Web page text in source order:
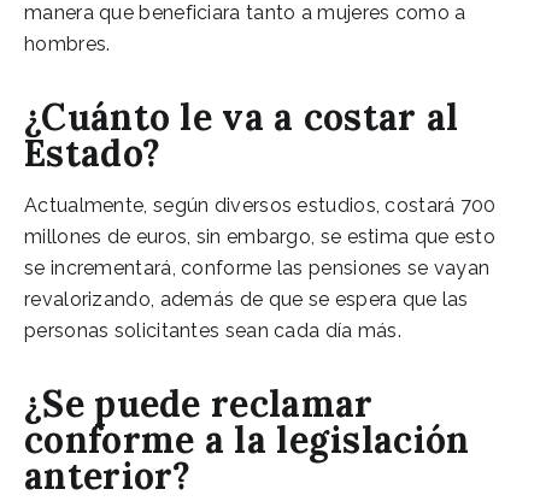
manera que beneficiara tanto a mujeres como a
hombres.
¿Cuánto le va a costar al
Estado?
Actualmente, según diversos estudios, costará 700
millones de euros, sin embargo, se estima que esto
se incrementará, conforme las pensiones se vayan
revalorizando, además de que se espera que las
personas solicitantes sean cada día más.
¿Se puede reclamar
conforme a la legislación
anterior?